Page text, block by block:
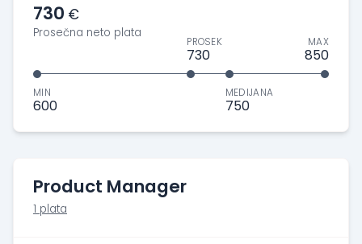
730 €
Prosečna neto plata
MIN
600
MEDIJANA
750
PROSEK
730
MAX
850
Product Manager
1 plata